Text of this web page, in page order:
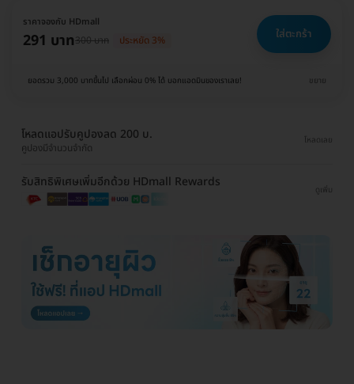
ราคาจองกับ HDmall
291 บาท300 บาท ประหยัด 3% ใส่ตะกร้า
ยอดรวม 3,000 บาทขึ้นไป เลือกผ่อน 0% ได้ บอกแอดมินของเราเลย! ขยาย
โหลดแอปรับคูปองลด 200 บ.
คูปองมีจำนวนจำกัด
โหลดเลย
รับสิทธิพิเศษเพิ่มอีกด้วย HDmall Rewards
ดูเพิ่ม